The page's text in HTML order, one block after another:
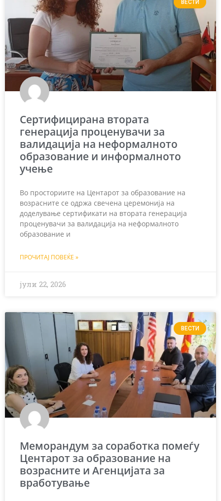
ВЕСТИ
Сертифицирана втората
генерација проценувачи за
валидација на неформалното
образование и информалното
учење
Во просториите на Центарот за образование на
возрасните се одржа свечена церемонија на
доделување сертификати на втората генерација
проценувачи за валидација на неформалното
образование и
ПРОЧИТАЈ ПОВЕЌЕ »
јули 22, 2026
ВЕСТИ
Меморандум за соработка помеѓу
Центарот за образование на
возрасните и Агенцијата за
вработување